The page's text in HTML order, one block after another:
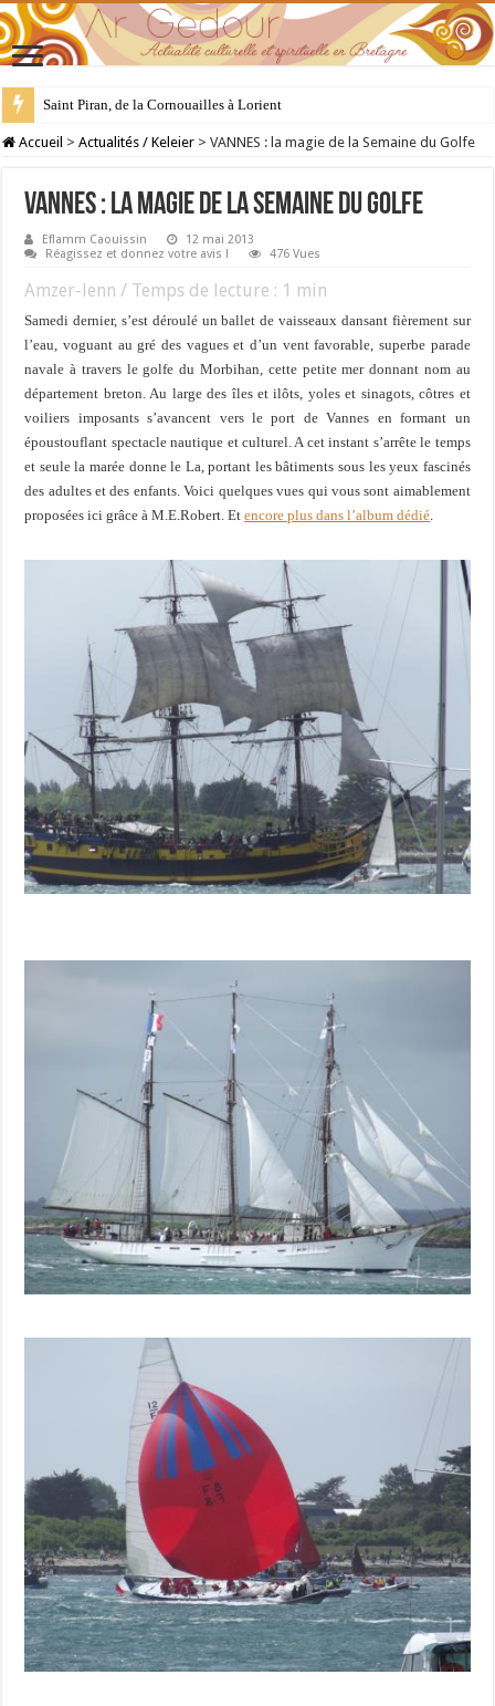
Saint Piran, de la Cornouailles à Lorient
28 juillet : Saint Samson de Dol, père de la Bretagne chrétienne
Accueil > Actualités / Keleier > VANNES : la magie de la Semaine du Golfe
VANNES : la magie de la Semaine du Golfe
Eflamm Caouissin
12 mai 2013
Réagissez et donnez votre avis !
476 Vues
Amzer-lenn / Temps de lecture : 1 min
Samedi dernier, s’est déroulé un ballet de vaisseaux dansant fièrement sur
l’eau, voguant au gré des vagues et d’un vent favorable, superbe parade
navale à travers le golfe du Morbihan, cette petite mer donnant nom au
département breton. Au large des îles et ilôts, yoles et sinagots, côtres et
voiliers imposants s’avancent vers le port de Vannes en formant un
époustouflant spectacle nautique et culturel. A cet instant s’arrête le temps
et seule la marée donne le La, portant les bâtiments sous les yeux fascinés
des adultes et des enfants. Voici quelques vues qui vous sont aimablement
proposées ici grâce à M.E.Robert. Etencore plus dans l’album dédié